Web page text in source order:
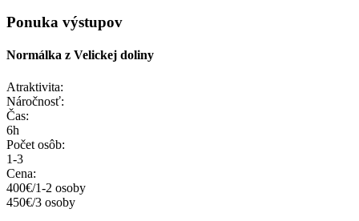
Ponuka výstupov
Normálka z Velickej doliny
Atraktivita:
Náročnosť:
Čas:
6h
Počet osôb:
1-3
Cena:
400€/1-2 osoby
450€/3 osoby